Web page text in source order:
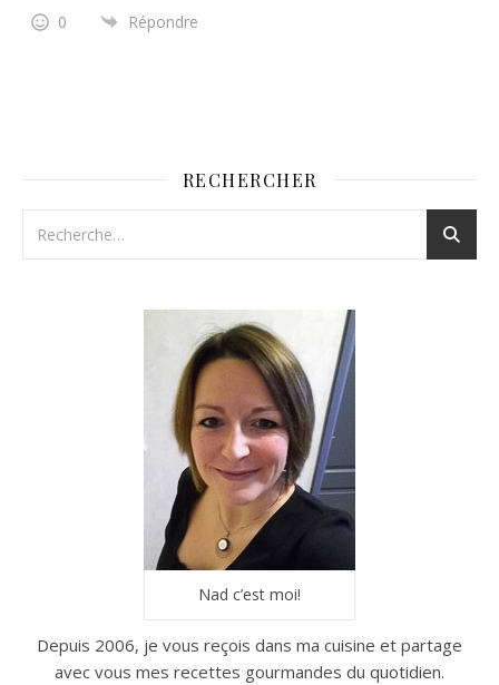
0 Répondre
RECHERCHER
Nad c’est moi!
Depuis 2006, je vous reçois dans ma cuisine et partage
avec vous mes recettes gourmandes du quotidien.